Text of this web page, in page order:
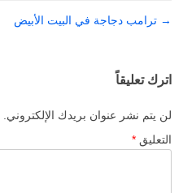
تصفّح
→ ترامب دجاجة في البيت الأبيض
اترك تعليقاً
لن يتم نشر عنوان بريدك الإلكتروني.
التعليق *